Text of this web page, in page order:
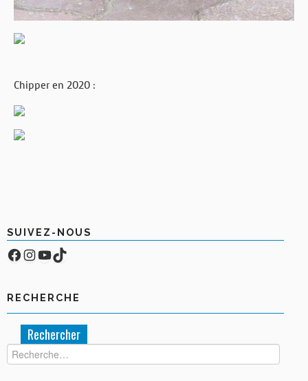
Chipper en 2020 :
SUIVEZ-NOUS
Facebook
Compte Instagram
YouTube
TikTok
RECHERCHE
Rechercher :